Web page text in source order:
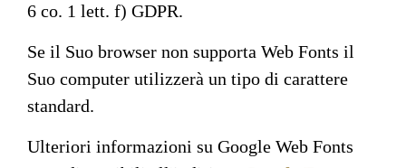
6 co. 1 lett. f) GDPR.
Se il Suo browser non supporta Web Fonts il
Suo computer utilizzerà un tipo di carattere
standard.
Ulteriori informazioni su Google Web Fonts